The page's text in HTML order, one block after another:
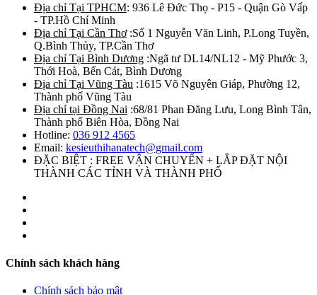
Địa chỉ Tại TPHCM: 936 Lê Đức Thọ - P15 - Quận Gò Vấp
- TP.Hồ Chí Minh
Địa chỉ Tại Cần Thơ:Số 1 Nguyễn Văn Linh, P.Long Tuyền,
Q.Bình Thủy, TP.Cần Thơ
Địa chỉ Tại Bình Dương :Ngã tư DL14/NL12 - Mỹ Phước 3,
Thới Hoà, Bến Cát, Bình Dương
Địa chỉ Tại Vũng Tàu :1615 Võ Nguyên Giáp, Phường 12,
Thành phố Vũng Tàu
Địa chỉ tại Đồng Nai :68/81 Phan Đăng Lưu, Long Bình Tân,
Thành phố Biên Hòa, Đồng Nai
Hotline: 036 912 4565
Email: kesieuthihanatech@gmail.com
ĐẶC BIỆT : FREE VẬN CHUYỂN + LẮP ĐẶT NỘI
THÀNH CÁC TỈNH VÀ THÀNH PHỐ
Chính sách khách hàng
Chính sách bảo mật